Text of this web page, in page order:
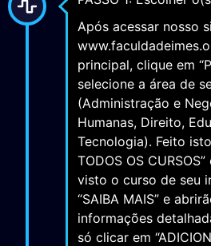
Após acessar nosso
principal, clique em
selecione a área de
(Administração e
Humanas, Direito,
Tecnologia). Feito
TODOS OS
visto o curso de seu
“SAIBA MAIS” e
informações
só clicar em